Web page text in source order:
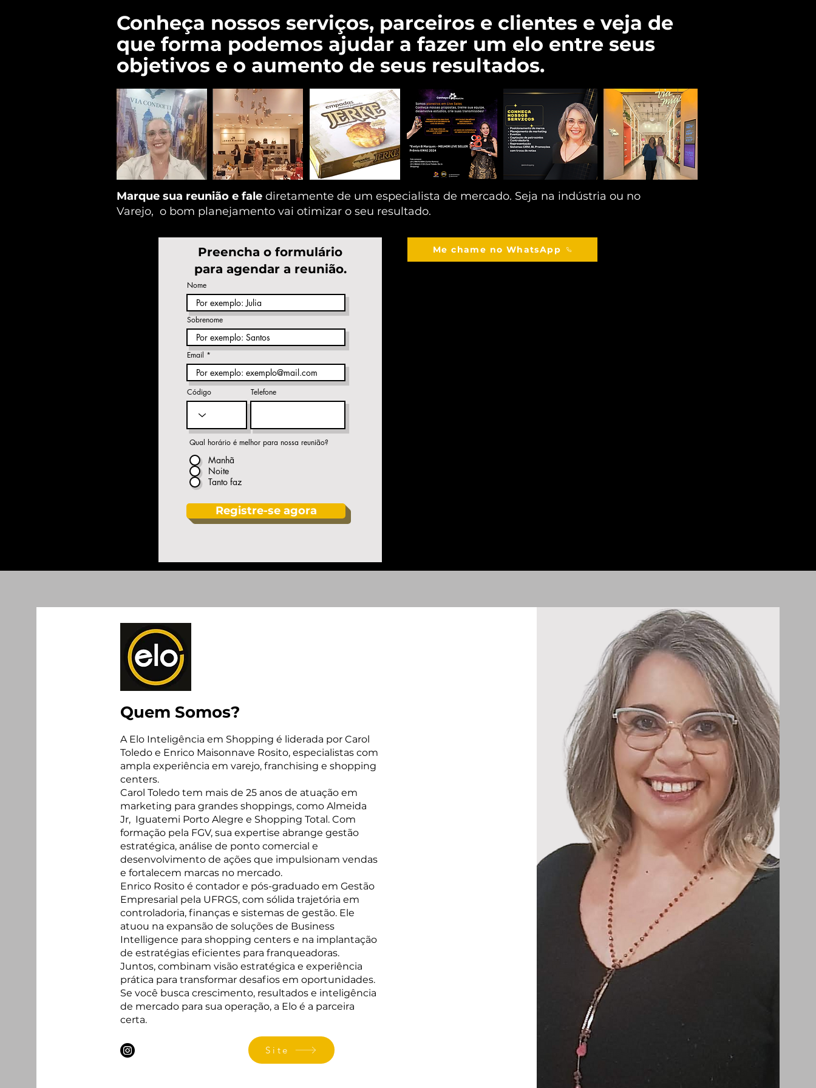
Conheça nossos serviços, parceiros e clientes e veja de
que forma podemos ajudar a fazer um elo entre seus
objetivos e o aumento de seus resultados.
Marque sua reunião e fale diretamente de um especialista de mercado. Seja na indústria ou no
Varejo, o bom planejamento vai otimizar o seu resultado.
Preencha o formulário
para agendar a reunião.
Nome
Sobrenome
Email
Código Telefone
Qual horário é melhor para nossa reunião?
Manhã
Noite
Tanto faz
Registre-se agora
Me chame no WhatsApp
Quem Somos?
A Elo Inteligência em Shopping é liderada por Carol
Toledo e Enrico Maisonnave Rosito, especialistas com
ampla experiência em varejo, franchising e shopping
centers.
Carol Toledo tem mais de 25 anos de atuação em
marketing para grandes shoppings, como Almeida
Jr, Iguatemi Porto Alegre e Shopping Total. Com
formação pela FGV, sua expertise abrange gestão
estratégica, análise de ponto comercial e
desenvolvimento de ações que impulsionam vendas
e fortalecem marcas no mercado.
Enrico Rosito é contador e pós-graduado em Gestão
Empresarial pela UFRGS, com sólida trajetória em
controladoria, finanças e sistemas de gestão. Ele
atuou na expansão de soluções de Business
Intelligence para shopping centers e na implantação
de estratégias eficientes para franqueadoras.
Juntos, combinam visão estratégica e experiência
prática para transformar desafios em oportunidades.
Se você busca crescimento, resultados e inteligência
de mercado para sua operação, a Elo é a parceira
certa.
Site